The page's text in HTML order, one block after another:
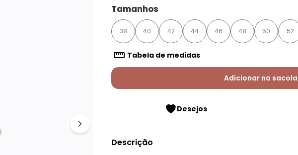
Ganhe 19% OFF Extra em qualquer valor, usando o
cupom: QUINTESS19. Válido para toda loja Quintess,
até 07/08/2026.
Tamanhos
38 40 42 44 46 48 50 52
Tabela de medidas
Adicionar na sacola
Desejos
Descrição